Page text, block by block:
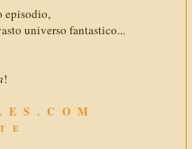
episodio,
universo fantastico...
!